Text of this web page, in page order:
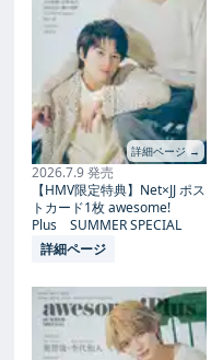
詳細ページ →
2026.7.9 発売
【HMV限定特典】Net×JJ ポス
トカード1枚 awesome!
Plus SUMMER SPECIAL
詳細ページ